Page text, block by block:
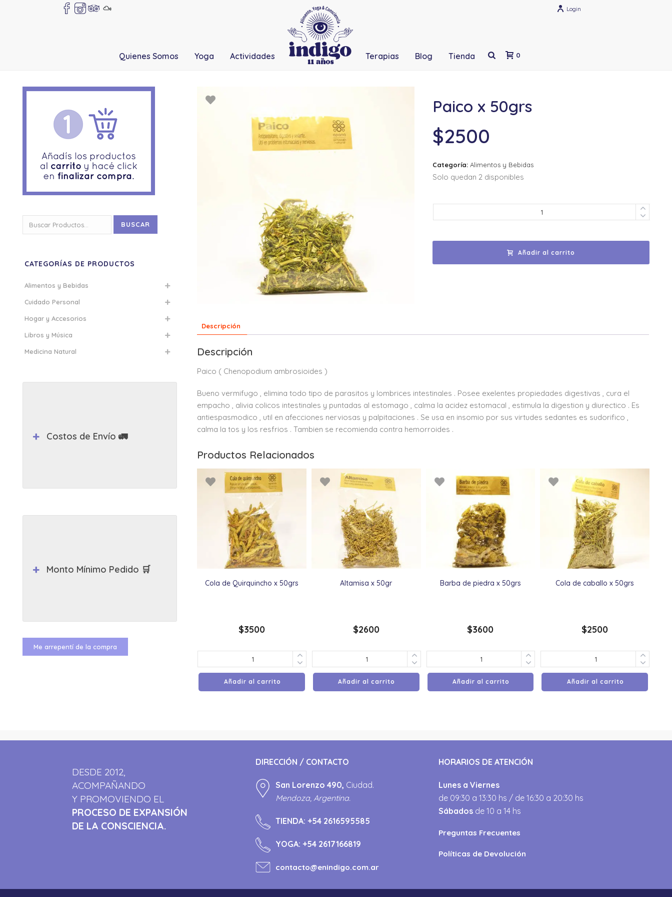
Login
Quienes Somos Yoga Actividades Terapias Blog Tienda 0
Paico x 50grs
$2500
Categoría: Alimentos y Bebidas
Solo quedan 2 disponibles
Añadir al carrito
Descripción
Descripción
Paico ( Chenopodium ambrosioides )
Bueno vermifugo , elimina todo tipo de parasitos y lombrices intestinales . Posee exelentes propiedades digestivas , cura el
empacho , alivia colicos intestinales y puntadas al estomago , calma la acidez estomacal , estimula la digestion y diurectico . Es
antiespasmodico , util en afecciones nerviosas y palpitaciones . Se usa en insomio por sus virtudes sedantes es sudorifico ,
calma la tos y los resfrios . Tambien se recomienda contra hemorroides .
Productos Relacionados
Cola de Quirquincho x 50grs
$3500
Añadir al carrito
Altamisa x 50gr
$2600
Añadir al carrito
Barba de piedra x 50grs
$3600
Añadir al carrito
Cola de caballo x 50grs
$2500
Añadir al carrito
por:
BUSCAR
CATEGORÍAS DE PRODUCTOS
Alimentos y Bebidas
Cuidado Personal
Hogar y Accesorios
Libros y Música
Medicina Natural
Costos de Envío 🚛
Monto Mínimo Pedido 🛒
Me arrepentí de la compra
DESDE 2012,
ACOMPAÑANDO
Y PROMOVIENDO EL
PROCESO DE EXPANSIÓN
DE LA CONSCIENCIA.
DIRECCIÓN / CONTACTO
San Lorenzo 490, Ciudad.
Mendoza, Argentina.
TIENDA: +54 2616595585
YOGA: +54 2617166819
contacto@enindigo.com.ar
HORARIOS DE ATENCIÓN
Lunes a Viernes
de 09:30 a 13:30 hs / de 16:30 a 20:30 hs
Sábados de 10 a 14 hs
Preguntas Frecuentes
Políticas de Devolución